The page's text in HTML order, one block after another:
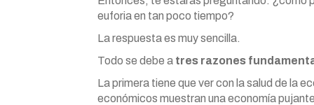
euforia en tan poco tiempo?
La respuesta es muy sencilla.
Todo se debe a tres razones
La primera tiene que ver con la salud de la
económicos muestran una economía